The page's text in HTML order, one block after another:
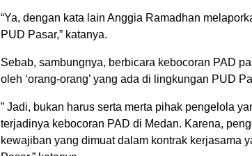
“Ya, dengan kata lain Anggia Ramadhan
PUD Pasar,” katanya.
Sebab, sambungnya, berbicara kebocoran PAD
oleh ‘orang-orang’ yang ada di lingkungan PUD
” Jadi, bukan harus serta merta pihak pengelola
terjadinya kebocoran PAD di Medan. Karena,
kewajiban yang dimuat dalam kontrak kerjasama